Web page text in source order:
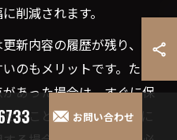
削減されます。
新内容の履歴が残り、後
のもメリットです。ただ
あった場合は、すぐに保
ることが大切です。特に
お問い合わせ